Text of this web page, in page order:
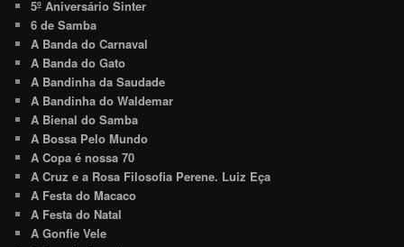
5º Aniversário Sinter
6 de Samba
A Banda do Carnaval
A Banda do Gato
A Bandinha da Saudade
A Bandinha do Waldemar
A Bienal do Samba
A Bossa Pelo Mundo
A Copa é nossa 70
A Cruz e a Rosa Filosofia Perene. Luiz Eça
A Festa do Macaco
A Festa do Natal
A Gonfie Vele